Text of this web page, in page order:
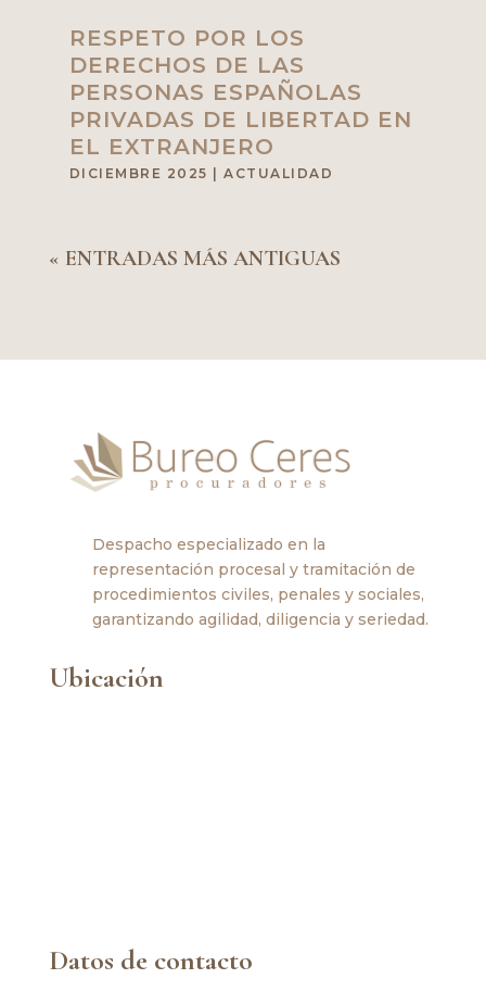
RESPETO POR LOS
DERECHOS DE LAS
PERSONAS ESPAÑOLAS
PRIVADAS DE LIBERTAD EN
EL EXTRANJERO
DICIEMBRE 2025 |ACTUALIDAD
« ENTRADAS MÁS ANTIGUAS
Despacho especializado en la
representación procesal y tramitación de
procedimientos civiles, penales y sociales,
garantizando agilidad, diligencia y seriedad.
Ubicación
Datos de contacto